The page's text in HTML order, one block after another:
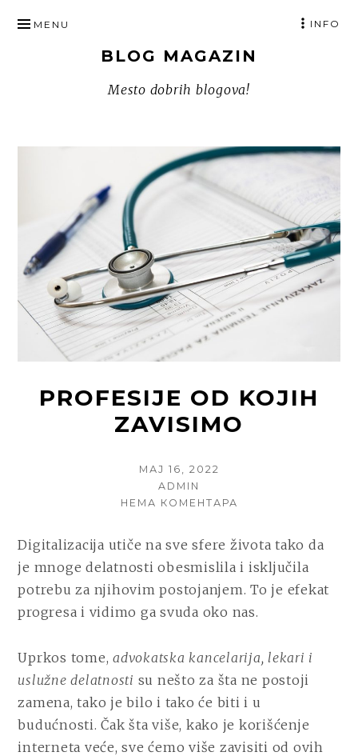
TO
BLOG MAGAZIN
Mesto dobrih blogova!
MENU INFO
PROFESIJE OD KOJIH
ZAVISIMO
POSTED
МАЈ 16, 2022
AUTHOR
ADMIN
НЕМА КОМЕНТАРА
KOJIH
ZAVISIMO
Digitalizacija utiče na sve sfere života tako da
je mnoge delatnosti obesmislila i isključila
potrebu za njihovim postojanjem. To je efekat
progresa i vidimo ga svuda oko nas.
Uprkos tome,advokatska kancelarija, lekari i
uslužne delatnosti su nešto za šta ne postoji
zamena, tako je bilo i tako će biti i u
budućnosti. Čak šta više, kako je korišćenje
interneta veće, sve ćemo više zavisiti od ovih